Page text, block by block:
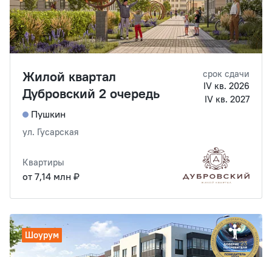
Жилой квартал
Дубровский 2 очередь
Пушкин
ул. Гусарская
срок сдачи
IV кв. 2026
IV кв. 2027
Квартиры
от 7,14 млн ₽
Шоурум